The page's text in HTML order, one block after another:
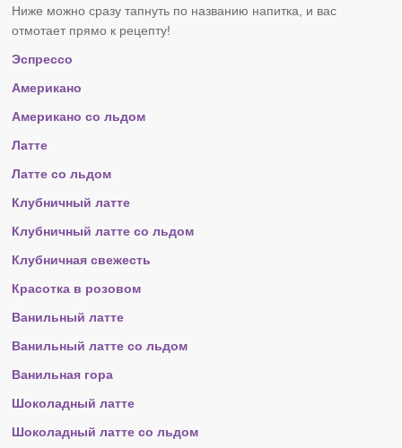
Ниже можно сразу тапнуть по названию напитка, и вас
отмотает прямо к рецепту!
Эспрессо
Американо
Американо со льдом
Латте
Латте со льдом
Клубничный латте
Клубничный латте со льдом
Клубничная свежесть
Красотка в розовом
Ванильный латте
Ванильный латте со льдом
Ванильная гора
Шоколадный латте
Шоколадный латте со льдом